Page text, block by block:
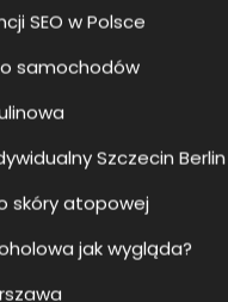
SEO w Polsce
samochodów
Szczecin Berlin
skóry atopowej
jak wygląda?